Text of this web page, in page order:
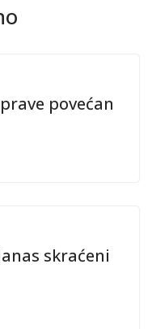
povećan
skraćeni